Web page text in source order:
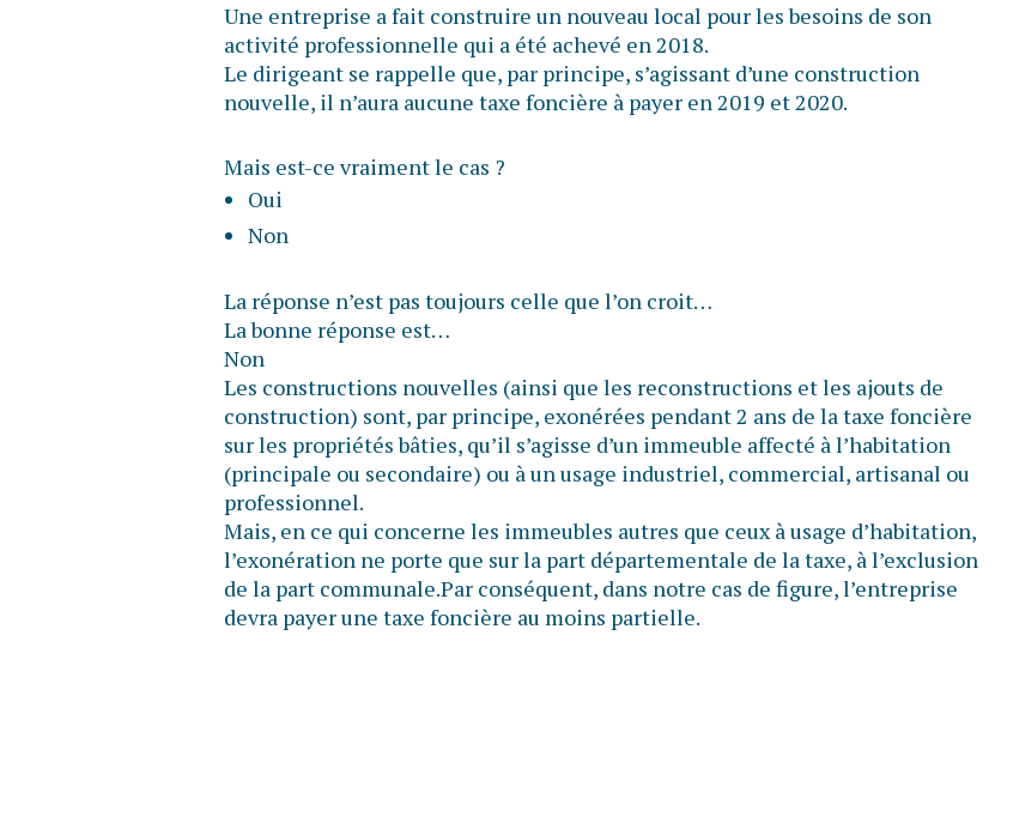
Une entreprise a fait construire un nouveau local pour les besoins de son
activité professionnelle qui a été achevé en 2018.
Le dirigeant se rappelle que, par principe, s’agissant d’une construction
nouvelle, il n’aura aucune taxe foncière à payer en 2019 et 2020.
Mais est-ce vraiment le cas ?
Oui
Non
La réponse n’est pas toujours celle que l’on croit…
La bonne réponse est…
Non
Les constructions nouvelles (ainsi que les reconstructions et les ajouts de
construction) sont, par principe, exonérées pendant 2 ans de la taxe foncière
sur les propriétés bâties, qu’il s’agisse d’un immeuble affecté à l’habitation
(principale ou secondaire) ou à un usage industriel, commercial, artisanal ou
professionnel.
Mais, en ce qui concerne les immeubles autres que ceux à usage d’habitation,
l’exonération ne porte que sur la part départementale de la taxe, à l’exclusion
de la part communale.Par conséquent, dans notre cas de figure, l’entreprise
devra payer une taxe foncière au moins partielle.